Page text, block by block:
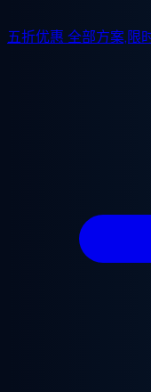
五折优惠 全部方案,限